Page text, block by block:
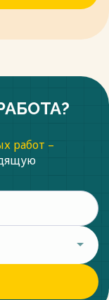
работ –